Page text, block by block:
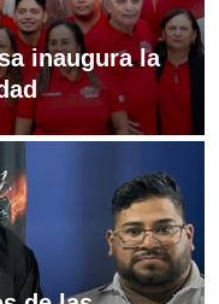
inaugura la